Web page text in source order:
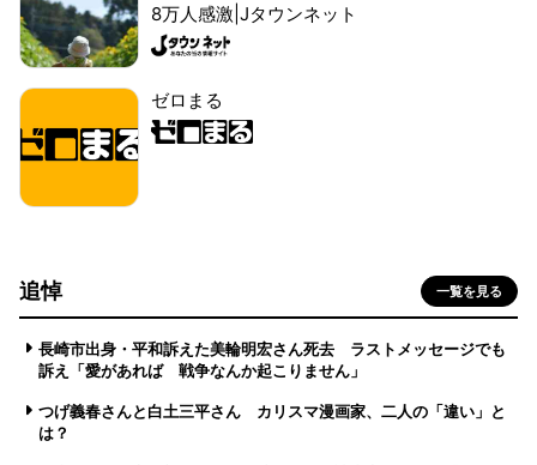
8万人感激|Jタウンネット
ゼロまる
追悼 一覧を見る
長崎市出身・平和訴えた美輪明宏さん死去 ラストメッセージでも
訴え「愛があれば 戦争なんか起こりません」
つげ義春さんと白土三平さん カリスマ漫画家、二人の「違い」と
は？